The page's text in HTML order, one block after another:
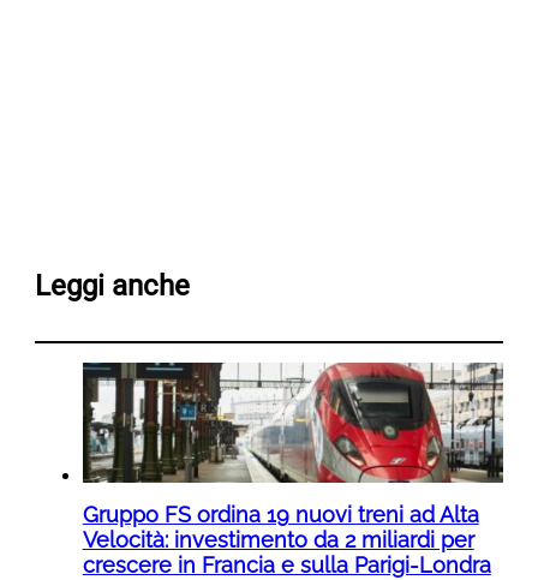
Leggi anche
Gruppo FS ordina 19 nuovi treni ad Alta
Velocità: investimento da 2 miliardi per
crescere in Francia e sulla Parigi-Londra